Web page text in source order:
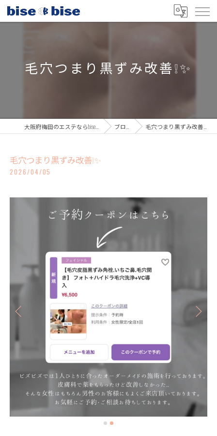
毛穴つまり黒ずみ改善❕✨
大阪府梅田のエステならbisebise ブログ 毛穴つまり黒ずみ改善❕✨
毛穴つまり黒ずみ改善❕✨
2026/04/05